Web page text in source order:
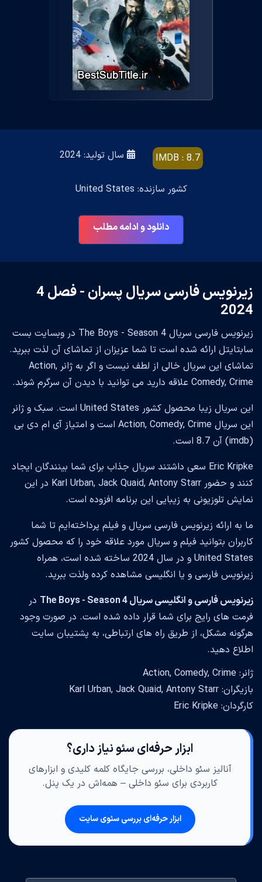
IMDB : 8.7 سال تولید: 2024
کشور سازنده: United States
دانلود و ادامه مطلب
زیرنویس فارسی سریال پسران - فصل 4
2024
زیرنویس فارسی سریال The Boys - Season 4 در وبسایت بست
سابتایتل ارائه شده است تا شما عزیزان از تماشای آن لذت ببرید.
تماشای این سریال خالی از لطف نیست و اگر به ژانر Action,
Comedy, Crime علاقه دارید می توانید با دیدن آن سرگرم شوند.
این سریال زیبا محصول کشور United States است. سبک و ژانر
این سریال Action, Comedy, Crime است و امتیاز آی ام دی بی
(imdb) آن 8.7 است.
Eric Kripke سعی داشتند سریال جذاب برای شما بینندگان ایجاد
کنند و حضور Karl Urban, Jack Quaid, Antony Starr در این
نمایش تلوزیونی به زیبایی این برنامه افزوده است.
ما به ارائه زیرنویس فارسی سریال و فیلم پرداخته‌ایم تا شما
کاربران بتوانید فیلم و سریال مورد علاقه خود را که محصول کشور
United States و در سال 2024 ساخته شده است، همراه
زیرنویس فارسی و یا انگلیسی مشاهده کرده ولذت ببرید.
زیرنویس فارسی و انگلیسی سریال The Boys - Season 4
در
فرمت های رایج برای شما قرار داده شده است. در صورت وجود
هرگونه مشکل، از طریق راه های ارتباطی، به پشتیبان سایت
اطلاع دهید.
ژانر: Action, Comedy, Crime
بازیگران: Karl Urban, Jack Quaid, Antony Starr
کارگردان: Eric Kripke
ابزار حرفه‌ای سئو نیاز داری؟
آنالیز سئو داخلی، بررسی جایگاه کلمه کلیدی و ابزارهای
کاربردی برای سئو داخلی – همه‌اش در یک پنل.
ابزار حرفه‌ای بررسی سئوی سایت